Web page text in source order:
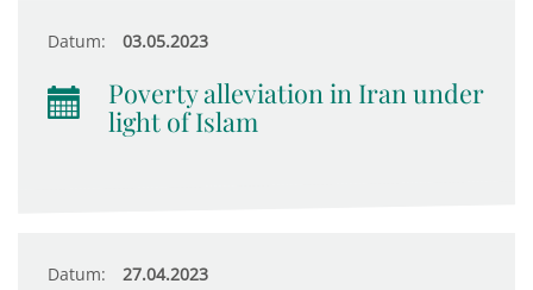
Datum: 03.05.2023
Poverty alleviation in Iran under
light of Islam
Datum: 27.04.2023